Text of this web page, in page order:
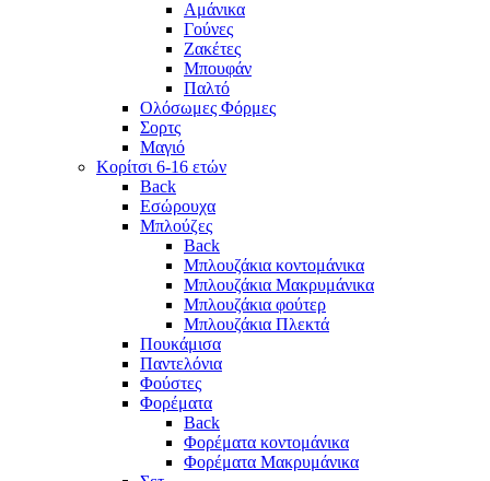
Αμάνικα
Γούνες
Ζακέτες
Μπουφάν
Παλτό
Ολόσωμες Φόρμες
Σορτς
Μαγιό
Κορίτσι 6-16 ετών
Back
Εσώρουχα
Μπλούζες
Back
Μπλουζάκια κοντομάνικα
Μπλουζάκια Μακρυμάνικα
Μπλουζάκια φούτερ
Μπλουζάκια Πλεκτά
Πουκάμισα
Παντελόνια
Φούστες
Φορέματα
Back
Φορέματα κοντομάνικα
Φορέματα Μακρυμάνικα